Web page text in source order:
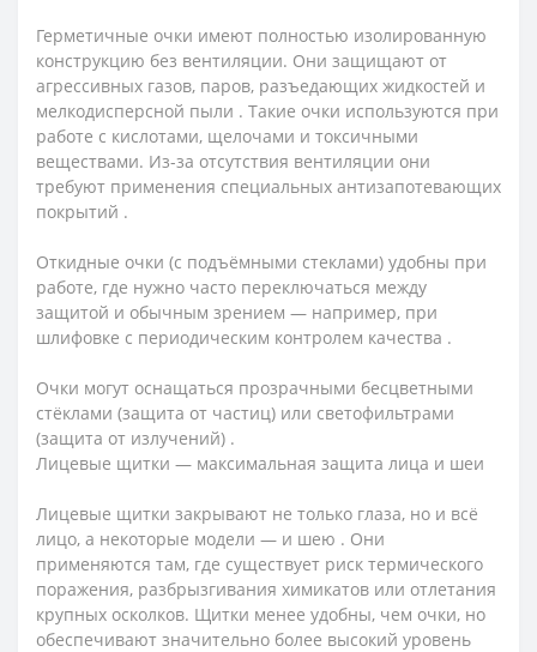
Герметичные очки имеют полностью изолированную
конструкцию без вентиляции. Они защищают от
агрессивных газов, паров, разъедающих жидкостей и
мелкодисперсной пыли . Такие очки используются при
работе с кислотами, щелочами и токсичными
веществами. Из-за отсутствия вентиляции они
требуют применения специальных антизапотевающих
покрытий .
Откидные очки (с подъёмными стеклами) удобны при
работе, где нужно часто переключаться между
защитой и обычным зрением — например, при
шлифовке с периодическим контролем качества .
Очки могут оснащаться прозрачными бесцветными
стёклами (защита от частиц) или светофильтрами
(защита от излучений) .
Лицевые щитки — максимальная защита лица и шеи
Лицевые щитки закрывают не только глаза, но и всё
лицо, а некоторые модели — и шею . Они
применяются там, где существует риск термического
поражения, разбрызгивания химикатов или отлетания
крупных осколков. Щитки менее удобны, чем очки, но
обеспечивают значительно более высокий уровень